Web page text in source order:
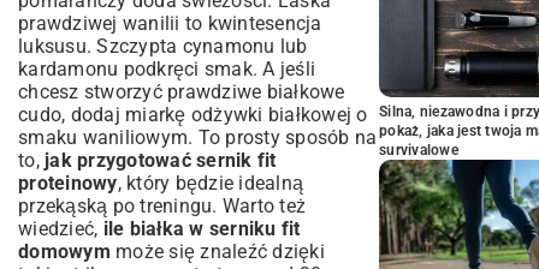
prawdziwej wanilii to kwintesencja
luksusu. Szczypta cynamonu lub
kardamonu podkręci smak. A jeśli
chcesz stworzyć prawdziwe białkowe
cudo, dodaj miarkę odżywki białkowej o
smaku waniliowym. To prosty sposób na
to, jak przygotować sernik fit
proteinowy, który będzie idealną
przekąską po treningu. Warto też
wiedzieć, ile białka w serniku fit
domowym może się znaleźć dzięki
Silna, niezawodna i
pokaż, jaka jest twoja
survivalowe